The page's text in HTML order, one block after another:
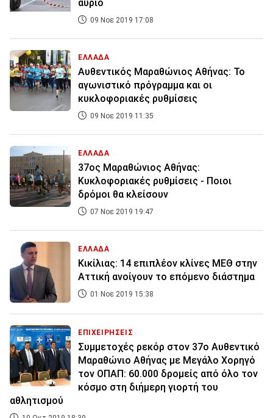
αύριο
09 Νοε 2019 17:08
ΕΛΛΑΔΑ
Αυθεντικός Μαραθώνιος Αθήνας: Το
αγωνιστικό πρόγραμμα και οι
κυκλοφοριακές ρυθμίσεις
09 Νοε 2019 11:35
ΕΛΛΑΔΑ
37ος Μαραθώνιος Αθήνας:
Κυκλοφοριακές ρυθμίσεις - Ποιοι
δρόμοι θα κλείσουν
07 Νοε 2019 19:47
ΕΛΛΑΔΑ
Κικίλιας: 14 επιπλέον κλίνες ΜΕΘ στην
Αττική ανοίγουν το επόμενο διάστημα
01 Νοε 2019 15:38
ΕΠΙΧΕΙΡΗΣΕΙΣ
Συμμετοχές ρεκόρ στον 37ο Αυθεντικό
Μαραθώνιο Αθήνας με Μεγάλο Χορηγό
τον ΟΠΑΠ: 60.000 δρομείς από όλο τον
κόσμο στη διήμερη γιορτή του
αθλητισμού